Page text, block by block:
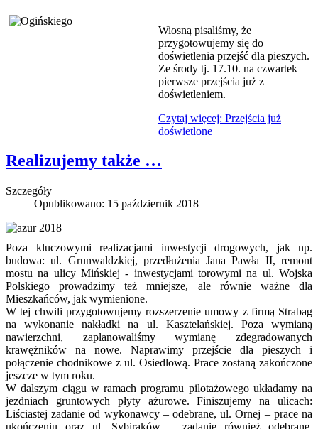
Wiosną pisaliśmy, że
przygotowujemy się do
doświetlenia przejść dla pieszych.
Ze środy tj. 17.10. na czwartek
pierwsze przejścia już z
doświetleniem.
Czytaj więcej: Przejścia już
doświetlone
Realizujemy także …
Szczegóły
Opublikowano: 15 październik 2018
Poza kluczowymi realizacjami inwestycji drogowych, jak np.
budowa: ul. Grunwaldzkiej, przedłużenia Jana Pawła II, remont
mostu na ulicy Mińskiej - inwestycjami torowymi na ul. Wojska
Polskiego prowadzimy też mniejsze, ale równie ważne dla
Mieszkańców, jak wymienione.
W tej chwili przygotowujemy rozszerzenie umowy z firmą Strabag
na wykonanie nakładki na ul. Kasztelańskiej. Poza wymianą
nawierzchni, zaplanowaliśmy wymianę zdegradowanych
krawężników na nowe. Naprawimy przejście dla pieszych i
połączenie chodnikowe z ul. Osiedlową. Prace zostaną zakończone
jeszcze w tym roku.
W dalszym ciągu w ramach programu pilotażowego układamy na
jezdniach gruntowych płyty ażurowe. Finiszujemy na ulicach:
Liściastej zadanie od wykonawcy – odebrane, ul. Ornej – prace na